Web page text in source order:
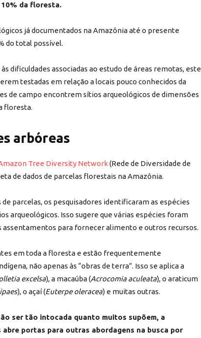
da floresta.
já documentados na Amazônia até o presente
do total possível.
dificuldades associadas ao estudo de áreas remotas, este
testadas em relação a locais pouco conhecidos da
de campo encontrem sítios arqueológicos de dimensões
floresta.
arbóreas
Tree Diversity Network(Rede de Diversidade de
de dados de parcelas florestais na Amazônia.
parcelas, os pesquisadores identificaram as espécies
arqueológicos. Isso sugere que várias espécies foram
para fornecer alimento e outros recursos.
em toda a floresta e estão frequentemente
não apenas às “obras de terra”. Isso se aplica a
excelsa), a macaúba (Acrocomia aculeata), o araticum
), o açaí (Euterpe oleracea) e muitas outras.
ser tão intocada quanto muitos supõem, a
portas para outras abordagens na busca por